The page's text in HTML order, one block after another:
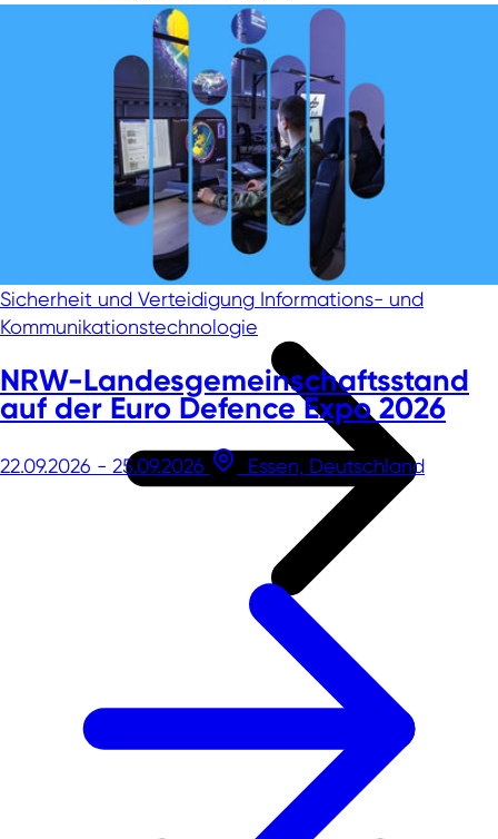
Greentech
Medtech
New Logistics
Smart City
Smart industry
Smart mobility
Wasserstoff
In NRW investieren
Sicherheit und Verteidigung Informations- und
Kommunikationstechnologie
NRW-Landesgemeinschaftsstand
auf der Euro Defence Expo 2026
22.09.2026 - 25.09.2026 Essen, Deutschland